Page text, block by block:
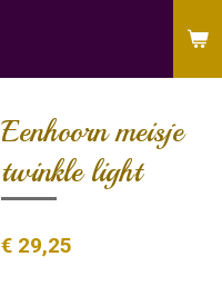
Eenhoorn meisje
twinkle light
€ 29,25